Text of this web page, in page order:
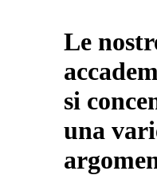
Le
si
una